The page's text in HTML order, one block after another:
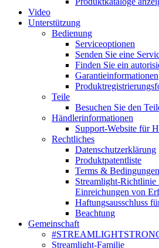
Video
Unterstützung
Bedienung
Serviceoptionen
Senden Sie eine
Finden Sie ein
Garantieinformationen
Teile
Besuchen Sie den
Händlerinformationen
Support-Website für
Rechtliches
Datenschutzerklärung
Produktpatentliste
Terms & Bedingungen
Streamlight-Richtlinie
Einreichungen von
Haftungsausschluss
Beachtung
Gemeinschaft
Streamlight-Familie